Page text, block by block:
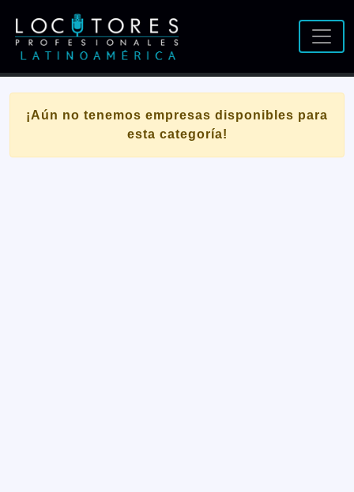
¡Aún no tenemos empresas disponibles para
esta categoría!